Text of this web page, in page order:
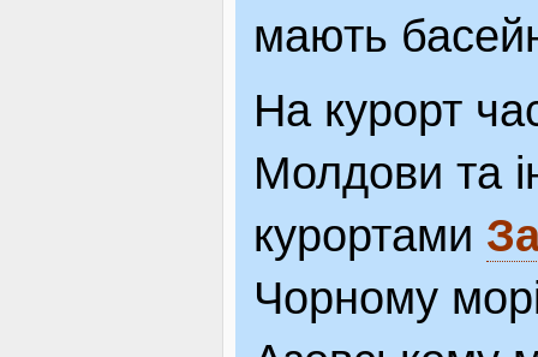
мають
На курорт
Молдови та
курортами
Чорному